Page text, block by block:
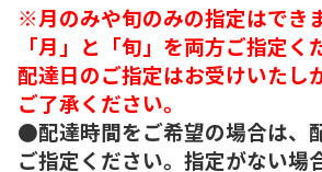
※月のみや旬のみの指定はでき
「月」と「旬」を両方ご指定く
配達日のご指定はお受けいたし
ご了承ください。
●配達時間をご希望の場合は、
ご指定ください。指定がない場